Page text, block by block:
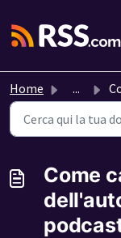
Home ...
Come